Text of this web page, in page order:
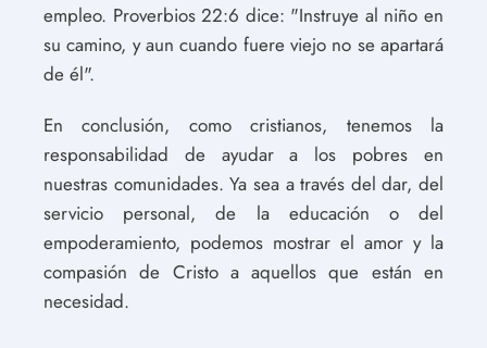
empleo. Proverbios 22:6 dice: "Instruye al niño en
su camino, y aun cuando fuere viejo no se apartará
de él".
En conclusión, como cristianos, tenemos la
responsabilidad de ayudar a los pobres en
nuestras comunidades. Ya sea a través del dar, del
servicio personal, de la educación o del
empoderamiento, podemos mostrar el amor y la
compasión de Cristo a aquellos que están en
necesidad.